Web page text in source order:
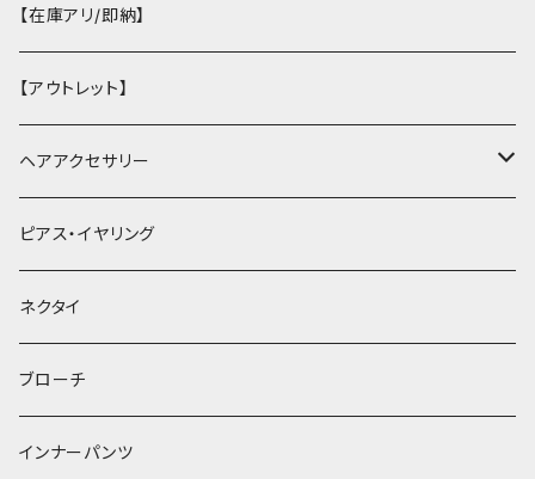
【在庫アリ/即納】
【アウトレット】
ヘアアクセサリー
ヘアクリップ
ヘッドドレス・カチューシャ
ヘアゴム
簪
ピアス・イヤリング
ネクタイ
ブローチ
インナーパンツ